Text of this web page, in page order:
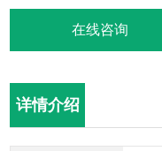
在线咨询
详情介绍